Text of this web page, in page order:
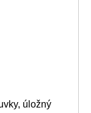
úložný